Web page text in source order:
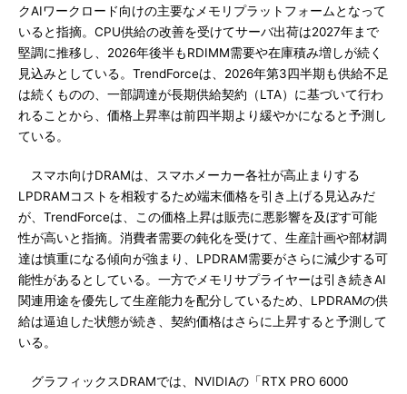
クAIワークロード向けの主要なメモリプラットフォームとなって
いると指摘。CPU供給の改善を受けてサーバ出荷は2027年まで
堅調に推移し、2026年後半もRDIMM需要や在庫積み増しが続く
見込みとしている。TrendForceは、2026年第3四半期も供給不足
は続くものの、一部調達が長期供給契約（LTA）に基づいて行わ
れることから、価格上昇率は前四半期より緩やかになると予測し
ている。
スマホ向けDRAMは、スマホメーカー各社が高止まりする
LPDRAMコストを相殺するため端末価格を引き上げる見込みだ
が、TrendForceは、この価格上昇は販売に悪影響を及ぼす可能
性が高いと指摘。消費者需要の鈍化を受けて、生産計画や部材調
達は慎重になる傾向が強まり、LPDRAM需要がさらに減少する可
能性があるとしている。一方でメモリサプライヤーは引き続きAI
関連用途を優先して生産能力を配分しているため、LPDRAMの供
給は逼迫した状態が続き、契約価格はさらに上昇すると予測して
いる。
グラフィックスDRAMでは、NVIDIAの「RTX PRO 6000